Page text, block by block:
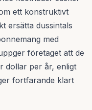
ett konstruktivt
ersätta dussintals
med
företaget att de
dollar per år, enligt
fortfarande klart